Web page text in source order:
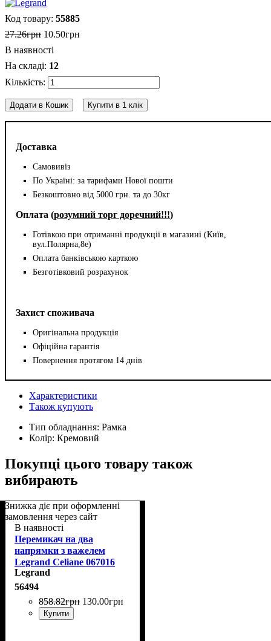
Доставка
Самовивіз
По Україні: за тарифами Нової пошти
Безкоштовно від 5000 грн. та до 30кг
Оплата (розумний торг доречний!!!)
Готівкою при отриманні продукції в магазині (Київ,
вул.Полярна,8е)
Оплата банківською карткою
Безготівковий розрахунок
Захист споживача
Оригінальна продукція
Офіційна гарантія
Повернення протягом 14 днів
55885
27.26грн 10.50грн
В наявності
12
Додати в Кошик Купити в 1 клік
Характеристики
Також купують
Тип обладнання: Рамка
Колір: Кремовий
Покупці цього товару також
вибирають
Знижка діє при оформленні
замовлення через сайт
В наявності
Перемикач на два
напрямки з важелем
Legrand Celiane 067016
Legrand
56494
858.82грн 130.00грн
Купити